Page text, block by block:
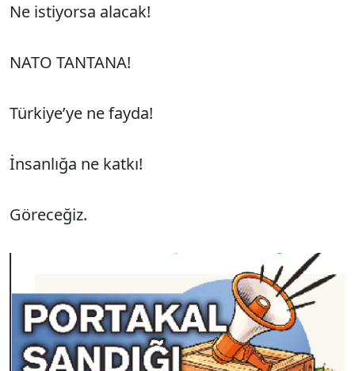
Ne istiyorsa alacak!
NATO TANTANA!
Türkiye’ye ne fayda!
İnsanlığa ne katkı!
Göreceğiz.